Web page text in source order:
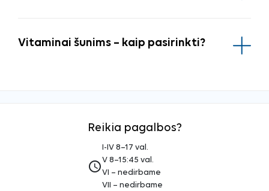
Vitaminai šunims – kaip pasirinkti?
Reikia pagalbos?
access_time
I-IV 8–17 val.
V 8–15:45 val.
VI – nedirbame
VII – nedirbame